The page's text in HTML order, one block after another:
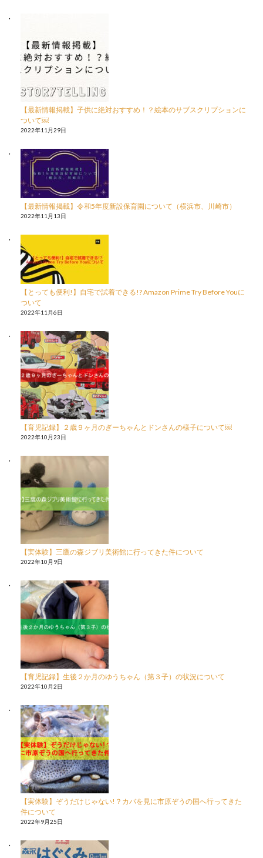
【最新情報掲載】子供に絶対おすすめ！？絵本のサブスクリプションに
ついて￼
2022年11月29日
【最新情報掲載】令和5年度新設保育園について（横浜市、川崎市）
2022年11月13日
【とっても便利!】自宅で試着できる!? Amazon Prime Try Before Youに
ついて
2022年11月6日
【育児記録】２歳９ヶ月のぎーちゃんとドンさんの様子について￼
2022年10月23日
【実体験】三鷹の森ジブリ美術館に行ってきた件について
2022年10月9日
【育児記録】生後２か月のゆうちゃん（第３子）の状況について
2022年10月2日
【実体験】ぞうだけじゃない!？カバを見に市原ぞうの国へ行ってきた
件について
2022年9月25日